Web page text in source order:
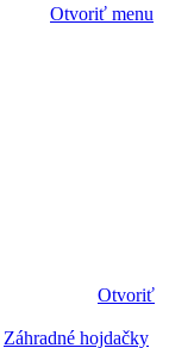
Otvoriť menu
Otvoriť
Záhradné hojdačky